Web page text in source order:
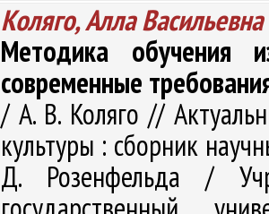
Коляго, Алла Васильевна
Методика обучения
современные
/ А. В. Коляго //
культуры : сборник
Д. Розенфельда /